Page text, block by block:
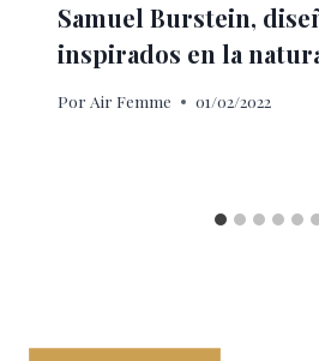
Samuel Burstein,
inspirados en la
Por Air Femme 01/02/2022